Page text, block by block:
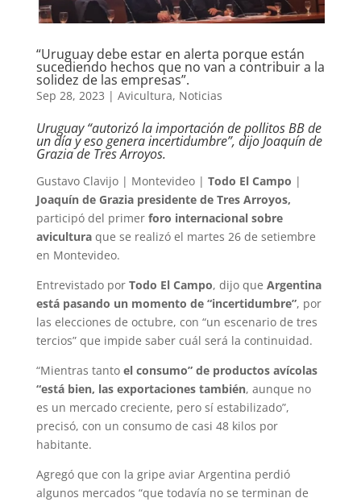
“Uruguay debe estar en alerta porque están
sucediendo hechos que no van a contribuir a la
solidez de las empresas”.
Sep 28, 2023 | Avicultura, Noticias
Uruguay “autorizó la importación de pollitos BB de
un día y eso genera incertidumbre”, dijo Joaquín de
Grazia de Tres Arroyos.
Gustavo Clavijo | Montevideo | Todo El Campo |
Joaquín de Grazia presidente de Tres Arroyos,
participó del primer foro internacional sobre
aviculturaque se realizó el martes 26 de setiembre
en Montevideo.
Entrevistado por Todo El Campo, dijo que Argentina
está pasando un momento de “incertidumbre”, por
las elecciones de octubre, con “un escenario de tres
tercios” que impide saber cuál será la continuidad.
“Mientras tanto el consumo” de productos avícolas
“está bien, las exportaciones también, aunque no
es un mercado creciente, pero sí estabilizado”,
precisó, con un consumo de casi 48 kilos por
habitante.
Agregó que con la gripe aviar Argentina perdió
algunos mercados “que todavía no se terminan de